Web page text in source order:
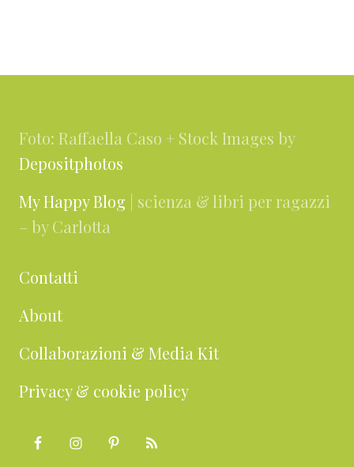
Foto: Raffaella Caso + Stock Images by
Depositphotos
My Happy Blog | scienza & libri per ragazzi
– by Carlotta
Contatti
About
Collaborazioni & Media Kit
Privacy & cookie policy